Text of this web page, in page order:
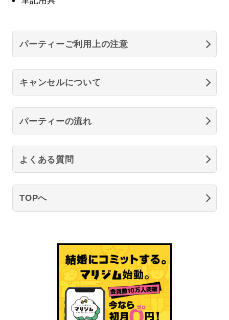
パーティーご利用上の注意
キャンセルについて
パーティーの流れ
よくある質問
TOPへ